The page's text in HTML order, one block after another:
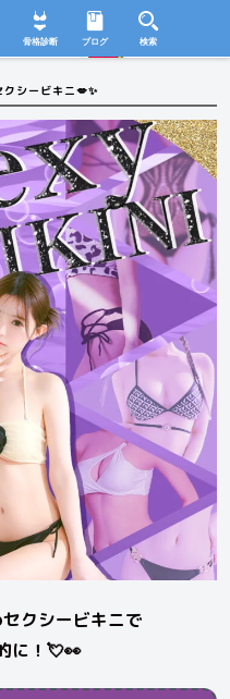
骨格診断 ブログ 検索
シービキニ💋✨
クシービキニで
に！💘👀
SHOP